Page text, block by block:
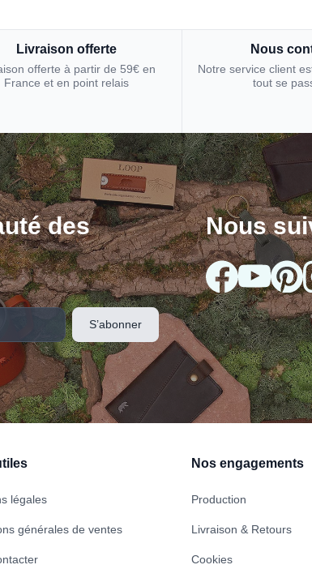
Livraison offerte
offerte à partir de 59€ en
France et en point relais
Nous
Notre service client
tout se
des
Nous
légales
générales de ventes
Nos engagements
Production
Livraison & Retours
Cookies